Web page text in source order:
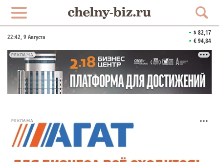
22:42, 9 Августа
$ 82,17
€ 94,84
РЕКЛАМА
РЕКЛАМА